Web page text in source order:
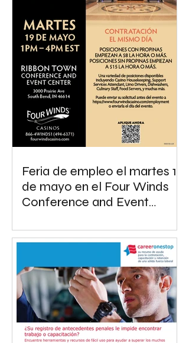
Feria de empleo el martes 19
de mayo en el Four Winds
Conference and Event
Indiana